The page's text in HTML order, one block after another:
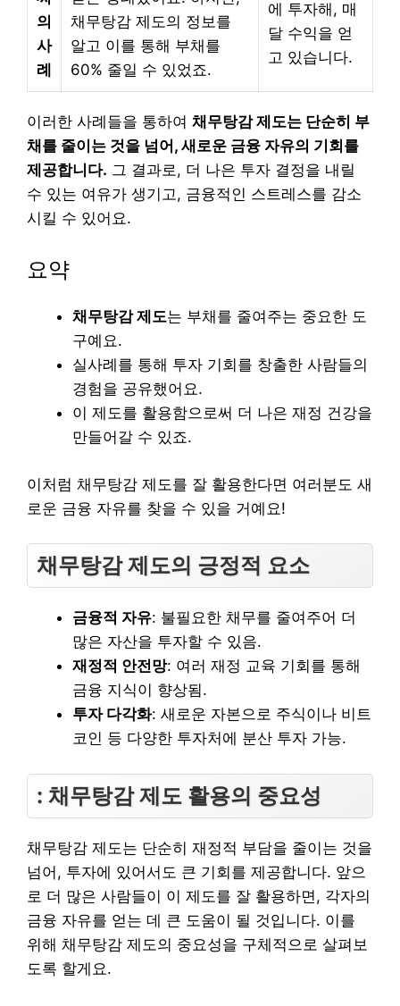
의
사
례
채무탕감 제도의 정보를
알고 이를 통해 부채를
60% 줄일 수 있었죠.
에 투자해, 매
달 수익을 얻
고 있습니다.
이러한 사례들을 통하여 채무탕감 제도는 단순히 부
채를 줄이는 것을 넘어, 새로운 금융 자유의 기회를
제공합니다. 그 결과로, 더 나은 투자 결정을 내릴
수 있는 여유가 생기고, 금융적인 스트레스를 감소
시킬 수 있어요.
요약
채무탕감 제도는 부채를 줄여주는 중요한 도
구예요.
실사례를 통해 투자 기회를 창출한 사람들의
경험을 공유했어요.
이 제도를 활용함으로써 더 나은 재정 건강을
만들어갈 수 있죠.
이처럼 채무탕감 제도를 잘 활용한다면 여러분도 새
로운 금융 자유를 찾을 수 있을 거예요!
채무탕감 제도의 긍정적 요소
금융적 자유: 불필요한 채무를 줄여주어 더
많은 자산을 투자할 수 있음.
재정적 안전망: 여러 재정 교육 기회를 통해
금융 지식이 향상됨.
투자 다각화: 새로운 자본으로 주식이나 비트
코인 등 다양한 투자처에 분산 투자 가능.
: 채무탕감 제도 활용의 중요성
채무탕감 제도는 단순히 재정적 부담을 줄이는 것을
넘어, 투자에 있어서도 큰 기회를 제공합니다. 앞으
로 더 많은 사람들이 이 제도를 잘 활용하면, 각자의
금융 자유를 얻는 데 큰 도움이 될 것입니다. 이를
위해 채무탕감 제도의 중요성을 구체적으로 살펴보
도록 할게요.